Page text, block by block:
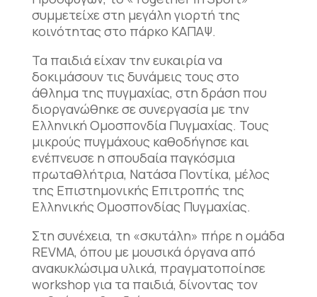
συμμετείχε στη μεγάλη γιορτή της
κοινότητας στο πάρκο ΚΑΠΑΨ.
Τα παιδιά είχαν την ευκαιρία να
δοκιμάσουν τις δυνάμεις τους στο
άθλημα της πυγμαχίας, στη δράση που
διοργανώθηκε σε συνεργασία με την
Ελληνική Ομοσπονδία Πυγμαχίας. Τους
μικρούς πυγμάχους καθοδήγησε και
ενέπνευσε η σπουδαία παγκόσμια
πρωταθλήτρια, Νατάσα Ποντίκα, μέλος
της Επιστημονικής Επιτροπής της
Ελληνικής Ομοσπονδίας Πυγμαχίας.
Στη συνέχεια, τη «σκυτάλη» πήρε η ομάδα
REVMA, όπου με μουσικά όργανα από
ανακυκλώσιμα υλικά, πραγματοποίησε
workshop για τα παιδιά, δίνοντας τον